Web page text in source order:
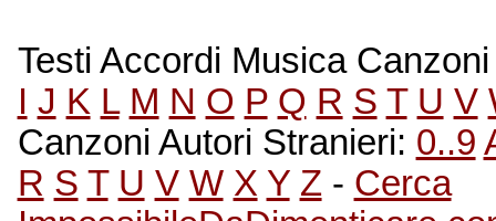
Testi Accordi Musica
I J K L M N O P Q R S T U V
Canzoni Autori Stranieri: 0..9
R S T U V W X Y Z- Cerca